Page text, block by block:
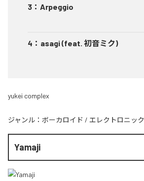
3 ： Arpeggio
4 ： asagi (feat. 初音ミク)
yukei complex
ジャンル： ボーカロイド / エレクトロニック
Yamaji